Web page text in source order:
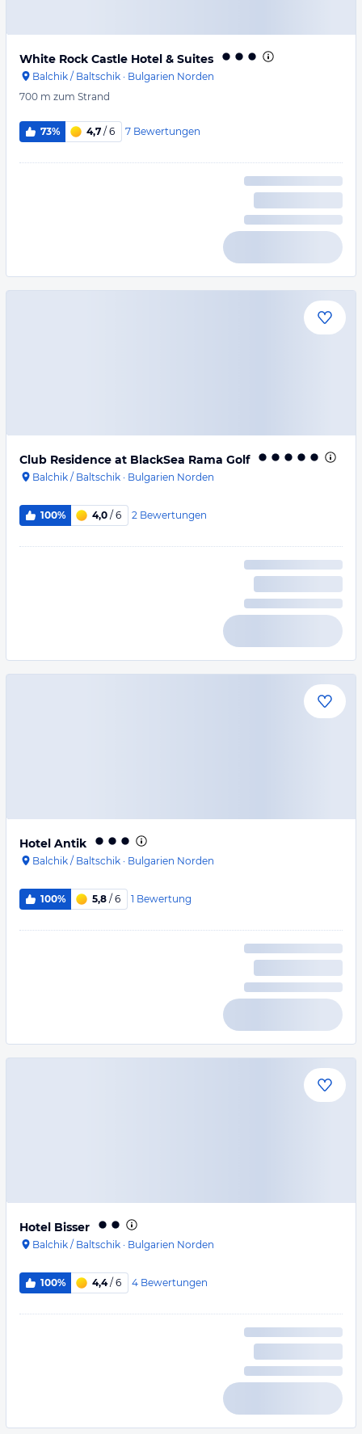
White Rock Castle Hotel & Suites
Balchik / Baltschik · Bulgarien Norden
700 m zum Strand
73% 4,7 / 6 7 Bewertungen
Club Residence at BlackSea Rama Golf
Balchik / Baltschik · Bulgarien Norden
100% 4,0 / 6 2 Bewertungen
Hotel Antik
Balchik / Baltschik · Bulgarien Norden
100% 5,8 / 6 1 Bewertung
Hotel Bisser
Balchik / Baltschik · Bulgarien Norden
100% 4,4/ 6 4 Bewertungen